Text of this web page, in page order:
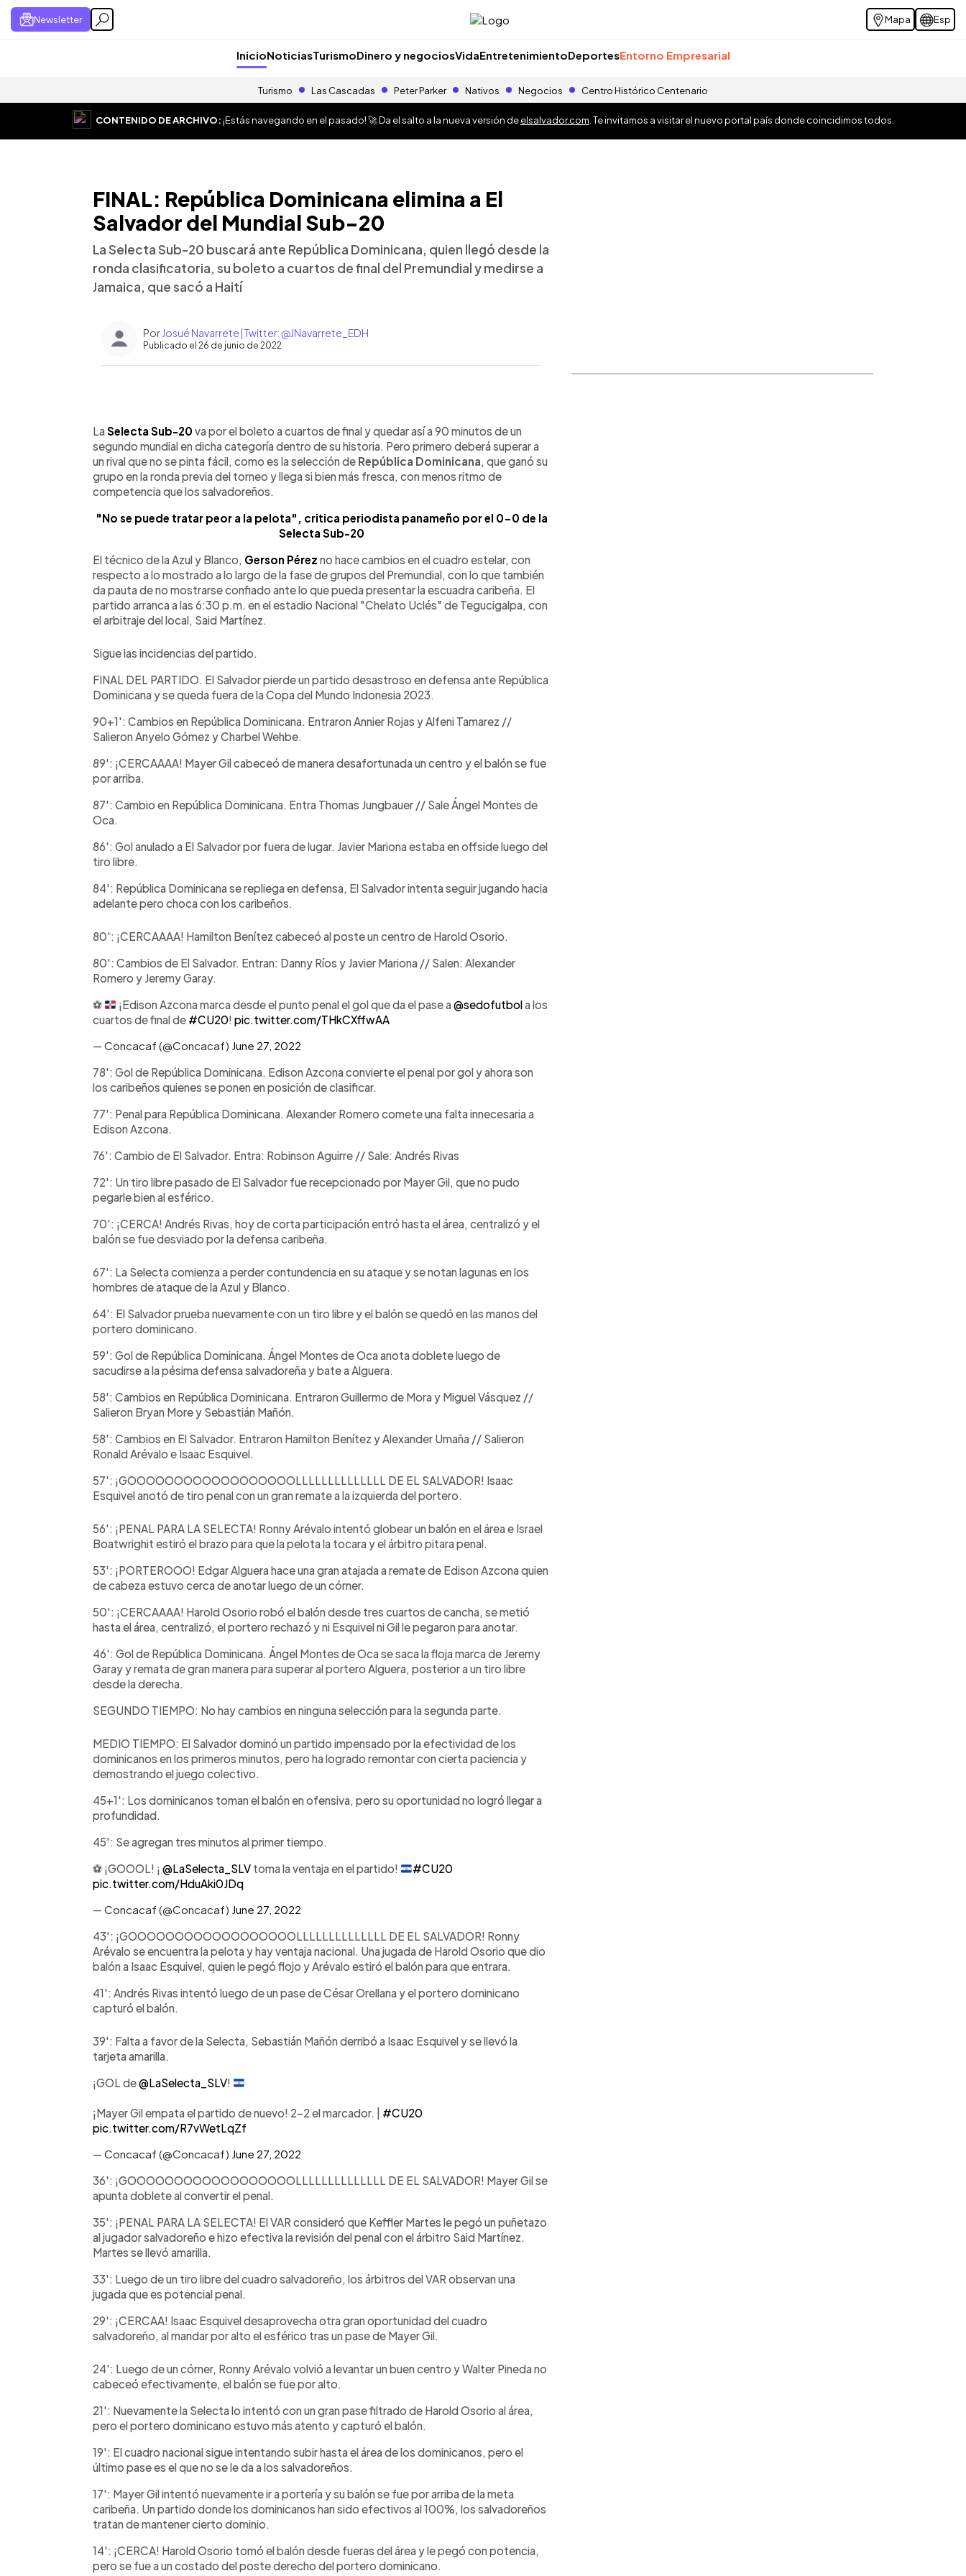
Newsletter Mapa Esp
InicioNoticiasTurismoDinero y negociosVidaEntretenimientoDeportesEntorno Empresarial
Turismo Las Cascadas Peter Parker Nativos Negocios Centro Histórico Centenario
CONTENIDO DE ARCHIVO:¡Estás navegando en el pasado! 🚀 Da el salto a la nueva versión deelsalvador.com . Te invitamos a visitar el nuevo portal país donde coincidimos todos.
FINAL: República Dominicana elimina a El
Salvador del Mundial Sub-20
La Selecta Sub-20 buscará ante República Dominicana, quien llegó desde la
ronda clasificatoria, su boleto a cuartos de final del Premundial y medirse a
Jamaica, que sacó a Haití
Por Josué Navarrete | Twitter: @JNavarrete_EDH
Publicado el 26 de junio de 2022
► Escuchar artículo
LaSelecta Sub-20 va por el boleto a cuartos de final y quedar así a 90 minutos de un
segundo mundial en dicha categoría dentro de su historia. Pero primero deberá superar a
un rival que no se pinta fácil, como es la selección de República Dominicana, que ganó su
grupo en la ronda previa del torneo y llega si bien más fresca, con menos ritmo de
competencia que los salvadoreños.
"No se puede tratar peor a la pelota", critica periodista panameño por el 0-0 de la
Selecta Sub-20
El técnico de la Azul y Blanco, Gerson Pérez no hace cambios en el cuadro estelar, con
respecto a lo mostrado a lo largo de la fase de grupos del Premundial, con lo que también
da pauta de no mostrarse confiado ante lo que pueda presentar la escuadra caribeña. El
partido arranca a las 6:30 p.m. en el estadio Nacional "Chelato Uclés" de Tegucigalpa, con
el arbitraje del local, Said Martínez.
Sigue las incidencias del partido.
FINAL DEL PARTIDO. El Salvador pierde un partido desastroso en defensa ante República
Dominicana y se queda fuera de la Copa del Mundo Indonesia 2023.
90+1': Cambios en República Dominicana. Entraron Annier Rojas y Alfeni Tamarez //
Salieron Anyelo Gómez y Charbel Wehbe.
89': ¡CERCAAAA! Mayer Gil cabeceó de manera desafortunada un centro y el balón se fue
por arriba.
87': Cambio en República Dominicana. Entra Thomas Jungbauer // Sale Ángel Montes de
Oca.
86': Gol anulado a El Salvador por fuera de lugar. Javier Mariona estaba en offside luego del
tiro libre.
84': República Dominicana se repliega en defensa, El Salvador intenta seguir jugando hacia
adelante pero choca con los caribeños.
80': ¡CERCAAAA! Hamilton Benítez cabeceó al poste un centro de Harold Osorio.
80': Cambios de El Salvador. Entran: Danny Ríos y Javier Mariona // Salen: Alexander
Romero y Jeremy Garay.
⚽
¡Edison Azcona marca desde el punto penal el gol que da el pase a@sedofutbola los
cuartos de final de #CU20! pic.twitter.com/THkCXffwAA
— Concacaf (@Concacaf) June 27, 2022
78': Gol de República Dominicana. Edison Azcona convierte el penal por gol y ahora son
los caribeños quienes se ponen en posición de clasificar.
77': Penal para República Dominicana. Alexander Romero comete una falta innecesaria a
Edison Azcona.
76': Cambio de El Salvador. Entra: Robinson Aguirre // Sale: Andrés Rivas
72': Un tiro libre pasado de El Salvador fue recepcionado por Mayer Gil, que no pudo
pegarle bien al esférico.
70': ¡CERCA! Andrés Rivas, hoy de corta participación entró hasta el área, centralizó y el
balón se fue desviado por la defensa caribeña.
67': La Selecta comienza a perder contundencia en su ataque y se notan lagunas en los
hombres de ataque de la Azul y Blanco.
64': El Salvador prueba nuevamente con un tiro libre y el balón se quedó en las manos del
portero dominicano.
59': Gol de República Dominicana. Ángel Montes de Oca anota doblete luego de
sacudirse a la pésima defensa salvadoreña y bate a Alguera.
58': Cambios en República Dominicana. Entraron Guillermo de Mora y Miguel Vásquez //
Salieron Bryan More y Sebastián Mañón.
58': Cambios en El Salvador. Entraron Hamilton Benítez y Alexander Umaña // Salieron
Ronald Arévalo e Isaac Esquivel.
57': ¡GOOOOOOOOOOOOOOOOOOLLLLLLLLLLLLLL DE EL SALVADOR! Isaac
Esquivel anotó de tiro penal con un gran remate a la izquierda del portero.
56': ¡PENAL PARA LA SELECTA! Ronny Arévalo intentó globear un balón en el área e Israel
Boatwrighit estiró el brazo para que la pelota la tocara y el árbitro pitara penal.
53': ¡PORTEROOO! Edgar Alguera hace una gran atajada a remate de Edison Azcona quien
de cabeza estuvo cerca de anotar luego de un córner.
50': ¡CERCAAAA! Harold Osorio robó el balón desde tres cuartos de cancha, se metió
hasta el área, centralizó, el portero rechazó y ni Esquivel ni Gil le pegaron para anotar.
46': Gol de República Dominicana. Ángel Montes de Oca se saca la floja marca de Jeremy
Garay y remata de gran manera para superar al portero Alguera, posterior a un tiro libre
desde la derecha.
SEGUNDO TIEMPO: No hay cambios en ninguna selección para la segunda parte.
MEDIO TIEMPO: El Salvador dominó un partido impensado por la efectividad de los
dominicanos en los primeros minutos, pero ha logrado remontar con cierta paciencia y
demostrando el juego colectivo.
45+1': Los dominicanos toman el balón en ofensiva, pero su oportunidad no logró llegar a
profundidad.
45': Se agregan tres minutos al primer tiempo.
⚽ ¡GOOOL! ¡ @LaSelecta_SLV toma la ventaja en el partido!
#CU20
pic.twitter.com/HduAki0JDq
— Concacaf (@Concacaf) June 27, 2022
43': ¡GOOOOOOOOOOOOOOOOOOLLLLLLLLLLLLLL DE EL SALVADOR! Ronny
Arévalo se encuentra la pelota y hay ventaja nacional. Una jugada de Harold Osorio que dio
balón a Isaac Esquivel, quien le pegó flojo y Arévalo estiró el balón para que entrara.
41': Andrés Rivas intentó luego de un pase de César Orellana y el portero dominicano
capturó el balón.
39': Falta a favor de la Selecta, Sebastián Mañón derribó a Isaac Esquivel y se llevó la
tarjeta amarilla.
¡GOL de@LaSelecta_SLV!
¡Mayer Gil empata el partido de nuevo! 2-2 el marcador. | #CU20
pic.twitter.com/R7vWetLqZf
— Concacaf (@Concacaf) June 27, 2022
36': ¡GOOOOOOOOOOOOOOOOOOLLLLLLLLLLLLLL DE EL SALVADOR! Mayer Gil se
apunta doblete al convertir el penal.
35': ¡PENAL PARA LA SELECTA! El VAR consideró que Keffler Martes le pegó un puñetazo
al jugador salvadoreño e hizo efectiva la revisión del penal con el árbitro Said Martínez.
Martes se llevó amarilla.
33': Luego de un tiro libre del cuadro salvadoreño, los árbitros del VAR observan una
jugada que es potencial penal.
29': ¡CERCAA! Isaac Esquivel desaprovecha otra gran oportunidad del cuadro
salvadoreño, al mandar por alto el esférico tras un pase de Mayer Gil.
24': Luego de un córner, Ronny Arévalo volvió a levantar un buen centro y Walter Pineda no
cabeceó efectivamente, el balón se fue por alto.
21': Nuevamente la Selecta lo intentó con un gran pase filtrado de Harold Osorio al área,
pero el portero dominicano estuvo más atento y capturó el balón.
19': El cuadro nacional sigue intentando subir hasta el área de los dominicanos, pero el
último pase es el que no se le da a los salvadoreños.
17': Mayer Gil intentó nuevamente ir a portería y su balón se fue por arriba de la meta
caribeña. Un partido donde los dominicanos han sido efectivos al 100%, los salvadoreños
tratan de mantener cierto dominio.
14': ¡CERCA! Harold Osorio tomó el balón desde fueras del área y le pegó con potencia,
pero se fue a un costado del poste derecho del portero dominicano.